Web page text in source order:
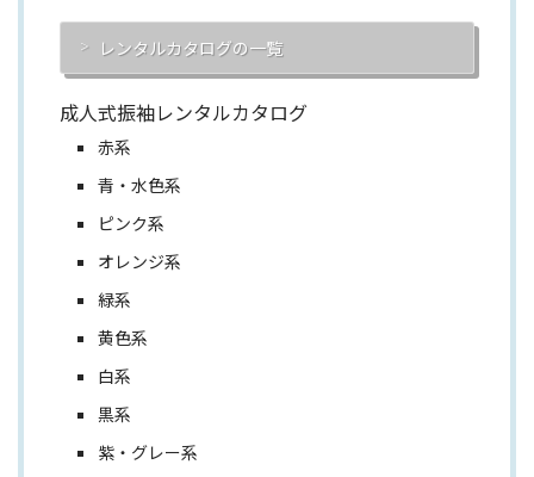
レンタルカタログの一覧
成人式振袖レンタルカタログ
赤系
青・水色系
ピンク系
オレンジ系
緑系
黄色系
白系
黒系
紫・グレー系